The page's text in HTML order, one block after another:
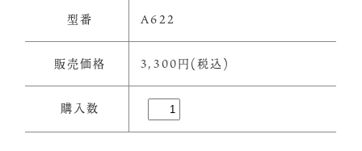
型番 A622
販売価格 3,300円(税込)
購入数